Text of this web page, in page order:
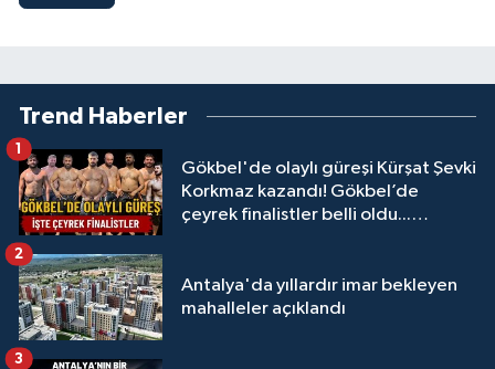
Trend Haberler
Gökbel'de olaylı güreşi Kürşat Şevki
Korkmaz kazandı! Gökbel’de
çeyrek finalistler belli oldu...
1
Antalya'da yıllardır imar bekleyen
mahalleler açıklandı
2
3